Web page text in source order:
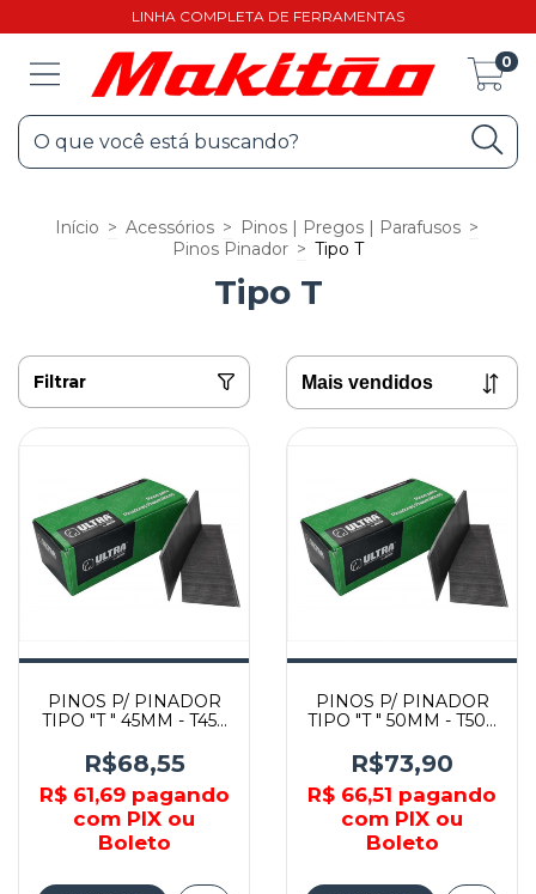
LINHA COMPLETA DE FERRAMENTAS
0
Início > Acessórios > Pinos | Pregos | Parafusos >
Pinos Pinador > Tipo T
Tipo T
Filtrar
PINOS P/ PINADOR
TIPO "T " 45MM - T45 -
R$68,55
R$ 61,69pagando
com PIX ou
Boleto
PINOS P/ PINADOR
TIPO "T " 50MM - T50 -
R$73,90
R$ 66,51 pagando
com PIX ou
Boleto